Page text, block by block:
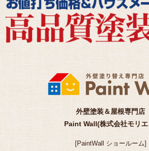
外壁塗装＆屋根専門店
Paint Wall(株式会社モリエ
[PaintWall ショールーム]